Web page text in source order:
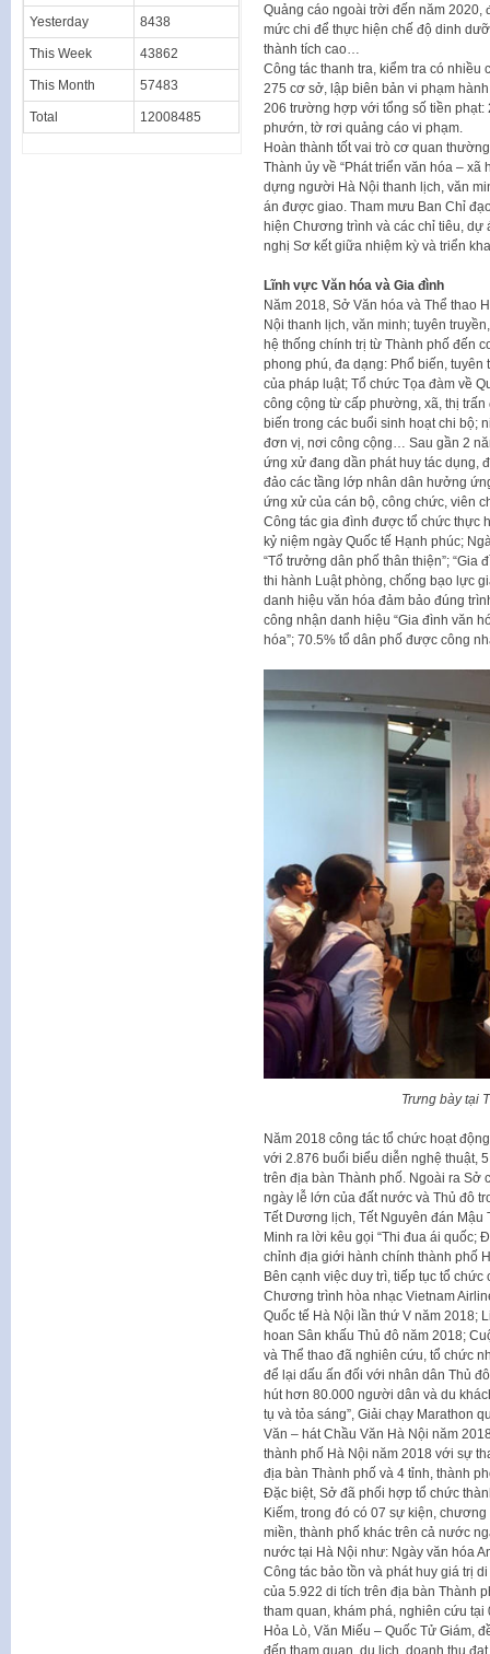
Quảng cáo ngoài trời đến năm
mức chi để thực hiện chế độ dinh
thành tích cao…
Công tác thanh tra, kiểm tra có nhiều
275 cơ sở, lập biên bản vi phạm
206 trường hợp với tổng số tiền
phướn, tờ rơi quảng cáo vi phạm.
Hoàn thành tốt vai trò cơ quan
Thành ủy về “Phát triển văn hóa –
dựng người Hà Nội thanh lịch, văn
án được giao. Tham mưu Ban Chỉ
hiện Chương trình và các chỉ tiêu, dự
nghị Sơ kết giữa nhiệm kỳ và triển
Lĩnh vực Văn hóa và Gia đình
Năm 2018, Sở Văn hóa và Thể thao
Nội thanh lịch, văn minh; tuyên
hệ thống chính trị từ Thành phố đến
phong phú, đa dạng: Phổ biến,
của pháp luật; Tổ chức Tọa đàm về
công cộng từ cấp phường, xã, thị
biến trong các buổi sinh hoạt chi bộ;
đơn vị, nơi công cộng… Sau gần 2
ứng xử đang dần phát huy tác dụng,
đảo các tầng lớp nhân dân hưởng
ứng xử của cán bộ, công chức, viên
Công tác gia đình được tổ chức thực
kỷ niệm ngày Quốc tế Hạnh phúc;
“Tổ trưởng dân phố thân thiện”; “Gia
thi hành Luật phòng, chống bạo lực
danh hiệu văn hóa đảm bảo đúng
công nhận danh hiệu “Gia đình văn
hóa”; 70.5% tổ dân phố được công
Trưng bày tại
Năm 2018 công tác tổ chức hoạt
với 2.876 buổi biểu diễn nghệ thuật,
trên địa bàn Thành phố. Ngoài ra Sở
ngày lễ lớn của đất nước và Thủ đô
Tết Dương lịch, Tết Nguyên đán Mậu
Minh ra lời kêu gọi “Thi đua ái quốc;
chỉnh địa giới hành chính thành phố
Bên cạnh việc duy trì, tiếp tục tổ
Chương trình hòa nhạc Vietnam
Quốc tế Hà Nội lần thứ V năm 2018;
hoan Sân khấu Thủ đô năm 2018;
và Thể thao đã nghiên cứu, tổ chức
để lại dấu ấn đối với nhân dân Thủ
hút hơn 80.000 người dân và du
tụ và tỏa sáng”, Giải chạy Marathon
Văn – hát Chầu Văn Hà Nội năm
thành phố Hà Nội năm 2018 với sự
địa bàn Thành phố và 4 tỉnh, thành
Đặc biệt, Sở đã phối hợp tổ chức
Kiếm, trong đó có 07 sự kiện,
miền, thành phố khác trên cả nước
nước tại Hà Nội như: Ngày văn hóa
Công tác bảo tồn và phát huy giá trị
của 5.922 di tích trên địa bàn Thành
tham quan, khám phá, nghiên cứu
Hỏa Lò, Văn Miếu – Quốc Tử Giám,
đến tham quan, du lịch, doanh thu
Yesterday 8438
This Week 43862
This Month 57483
Total 12008485